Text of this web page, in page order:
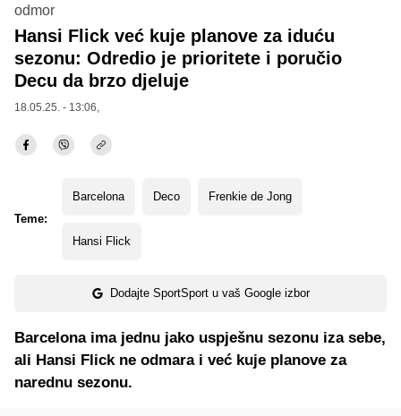
odmor
Hansi Flick već kuje planove za iduću
sezonu: Odredio je prioritete i poručio
Decu da brzo djeluje
18.05.25. - 13:06,
Teme:
Barcelona Deco Frenkie de Jong
Hansi Flick
Dodajte SportSport u vaš Google izbor
Barcelona ima jednu jako uspješnu sezonu iza sebe,
ali Hansi Flick ne odmara i već kuje planove za
narednu sezonu.